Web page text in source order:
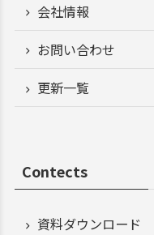
会社情報
お問い合わせ
更新一覧
Contects
資料ダウンロード